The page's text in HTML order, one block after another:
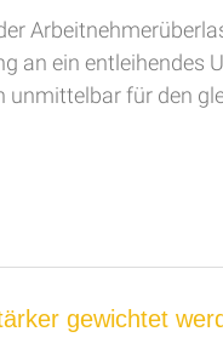
an ein
für den
gewichtet